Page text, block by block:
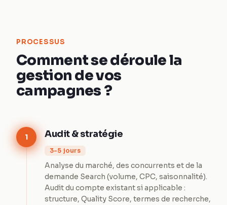
PROCESSUS
Comment se déroule la
gestion de vos
campagnes ?
1 Audit & stratégie
3-5 jours
Analyse du marché, des concurrents et de la
demande Search (volume, CPC, saisonnalité).
Audit du compte existant si applicable :
structure, Quality Score, termes de recherche,